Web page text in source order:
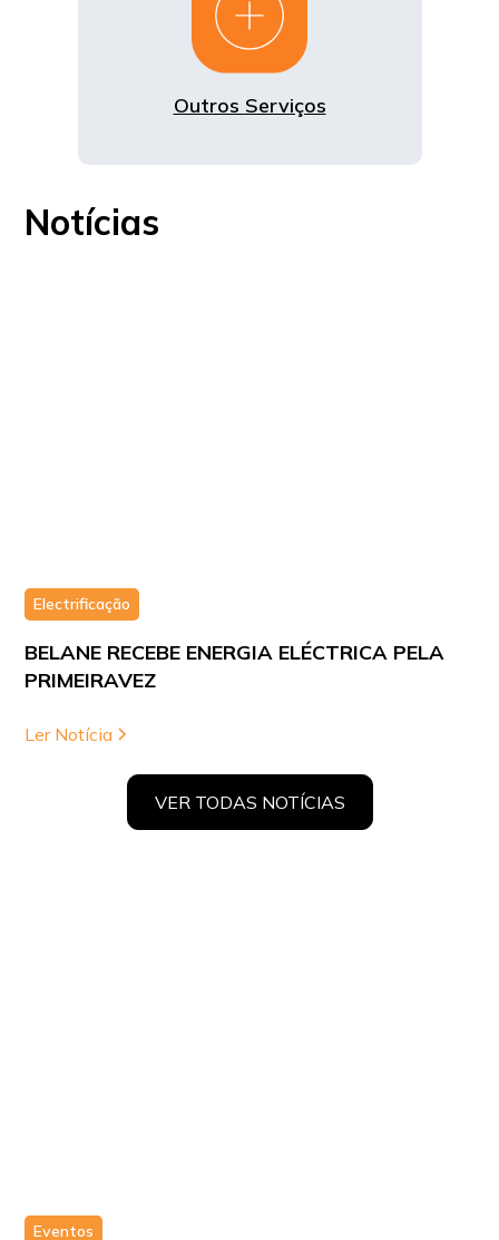
Outros Serviços
Notícias
Electrificação
BELANE RECEBE ENERGIA ELÉCTRICA PELA
PRIMEIRAVEZ
Ler Notícia
VER TODAS NOTÍCIAS
Eventos